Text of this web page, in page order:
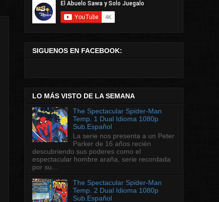
SIGUENOS EN FACEBOOK:
LO MÁS VISTO DE LA SEMANA
The Spectacular Spider-Man
Temp. 1 Dual Idioma 1080p
Sub.Español
La serie nos presenta a un Peter
Parker de 16 años recién
descubriendo sus poderes como el
espectacular hombre araña, serie recordada
por su...
The Spectacular Spider-Man
Temp. 2 Dual Idioma 1080p
Sub.Español